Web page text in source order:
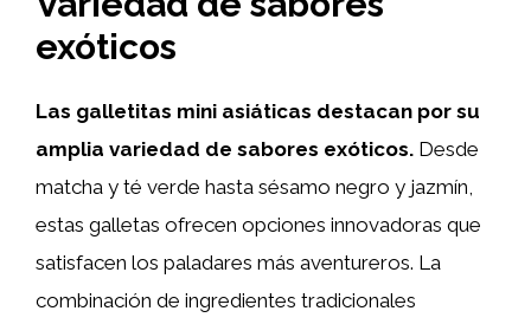
exóticos
Las galletitas mini asiáticas destacan por su
amplia variedad de sabores exóticos. Desde
matcha y té verde hasta sésamo negro y jazmín,
estas galletas ofrecen opciones innovadoras que
satisfacen los paladares más aventureros. La
combinación de ingredientes tradicionales